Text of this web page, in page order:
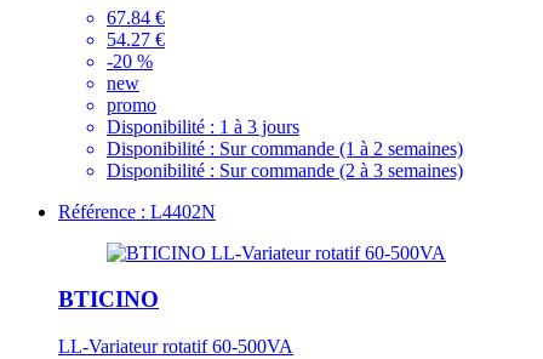
67.84 €
54.27 €
-20 %
new
promo
Disponibilité : 1 à 3 jours
Disponibilité : Sur commande (1 à 2 semaines)
Disponibilité : Sur commande (2 à 3 semaines)
Référence : L4402N
BTICINO
LL-Variateur rotatif 60-500VA